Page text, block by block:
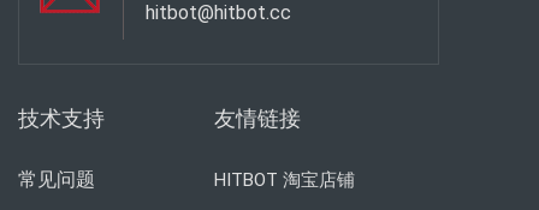
hitbot@hitbot.cc
技术支持
常见问题
友情链接
HITBOT 淘宝店铺